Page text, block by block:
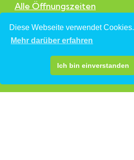
Diese Webseite verwendet Cookies.
Mehr darüber erfahren
Ich bin einverstanden
Alle Öffnungszeiten
Quicklinks
Wohnung besichtigen
Mietanfragen Lokale
Mall-Standflächen